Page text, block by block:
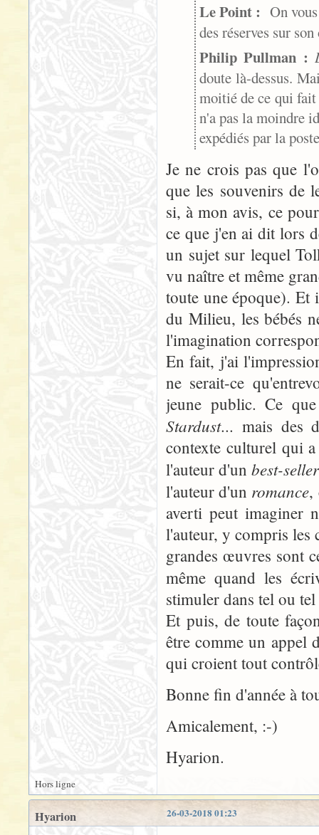
Le Point : On
des réserves sur
Philip Pullman :
doute là-dessus.
moitié de ce qui
n'a pas la moindre
expédiés par la
Je ne crois pas que
que les souvenirs de
si, à mon avis, ce
ce que j'en ai dit lors
un sujet sur lequel
vu naître et même
toute une époque). Et
du Milieu, les bébés
l'imagination
En fait, j'ai
ne serait-ce
jeune public. Ce
Stardust... mais des
contexte culturel qui
l'auteur d'unbest-seller
l'auteur d'un romance,
averti peut imaginer
l'auteur, y compris les
grandes œuvres sont
même quand les
stimuler dans tel ou
Et puis, de toute
être comme un appel
qui croient tout
Bonne fin d'année à
Amicalement, :-)
Hyarion.
Hors ligne
26-03-2018 01:23
Hyarion